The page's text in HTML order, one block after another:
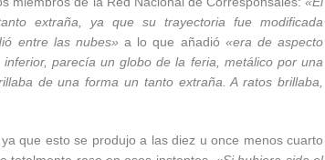
extraña, ya que su trayectoria fue modificada
entre las nubes» a lo que añadió «era de aspecto
parecía un globo de la feria, metálico por una
de una forma un tanto extraña. A ratos brillaba,
que esto se produjo a las diez u once menos cuarto